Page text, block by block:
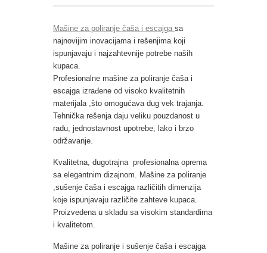
Mašine za poliranje čaša i escajga sa
najnovijim inovacijama i rešenjima koji
ispunjavaju i najzahtevnije potrebe naših
kupaca.
Profesionalne mašine za poliranje čaša i
escajga izrađene od visoko kvalitetnih
materijala ,što omogućava dug vek trajanja.
Tehnička rešenja daju veliku pouzdanost u
radu, jednostavnost upotrebe, lako i brzo
održavanje.
Kvalitetna, dugotrajna profesionalna oprema
sa elegantnim dizajnom. Mašine za poliranje
,sušenje čaša i escajga različitih dimenzija
koje ispunjavaju različite zahteve kupaca.
Proizvedena u skladu sa visokim standardima
i kvalitetom.
Mašine za poliranje i sušenje čaša i escajga